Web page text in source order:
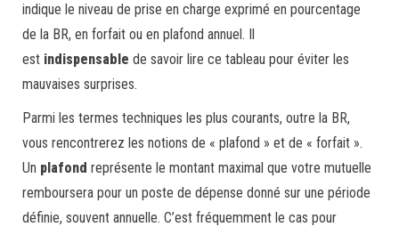
indique le niveau de prise en charge exprimé en pourcentage
de la BR, en forfait ou en plafond annuel. Il
est indispensable de savoir lire ce tableau pour éviter les
mauvaises surprises.
Parmi les termes techniques les plus courants, outre la BR,
vous rencontrerez les notions de « plafond » et de « forfait ».
Un plafond représente le montant maximal que votre mutuelle
remboursera pour un poste de dépense donné sur une période
définie, souvent annuelle. C’est fréquemment le cas pour